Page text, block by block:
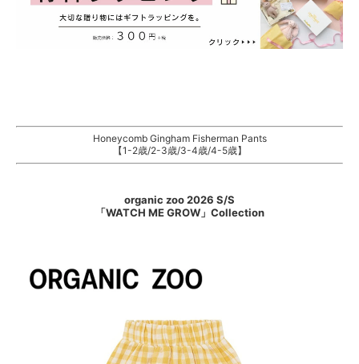
Honeycomb Gingham Fisherman Pants
【1-2歳/2-3歳/3-4歳/4-5歳】
organic zoo 2026 S/S
「WATCH ME GROW」Collection